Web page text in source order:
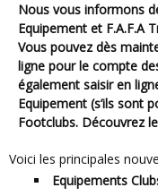
Nous vous informons
Equipement et F.A.F.A
Vous pouvez dès
ligne pour le compte
également saisir en
Equipement (s’ils sont
Footclubs. Découvrez
Voici les principales
Equipements